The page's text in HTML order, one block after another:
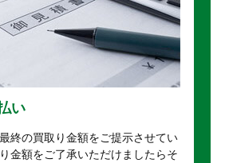
い
終の買取り金額をご提示させてい
金額をご了承いただけましたらそ